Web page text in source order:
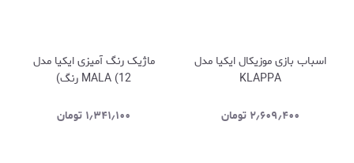
اسباب بازی موزیکال ایکیا مدل
KLAPPA
۲٫۶۰۹٫۴۰۰ تومان
ماژیک رنگ آمیزی ایکیا مدل
MALA (12 رنگ)
۱٫۳۴۱٫۱۰۰ تومان